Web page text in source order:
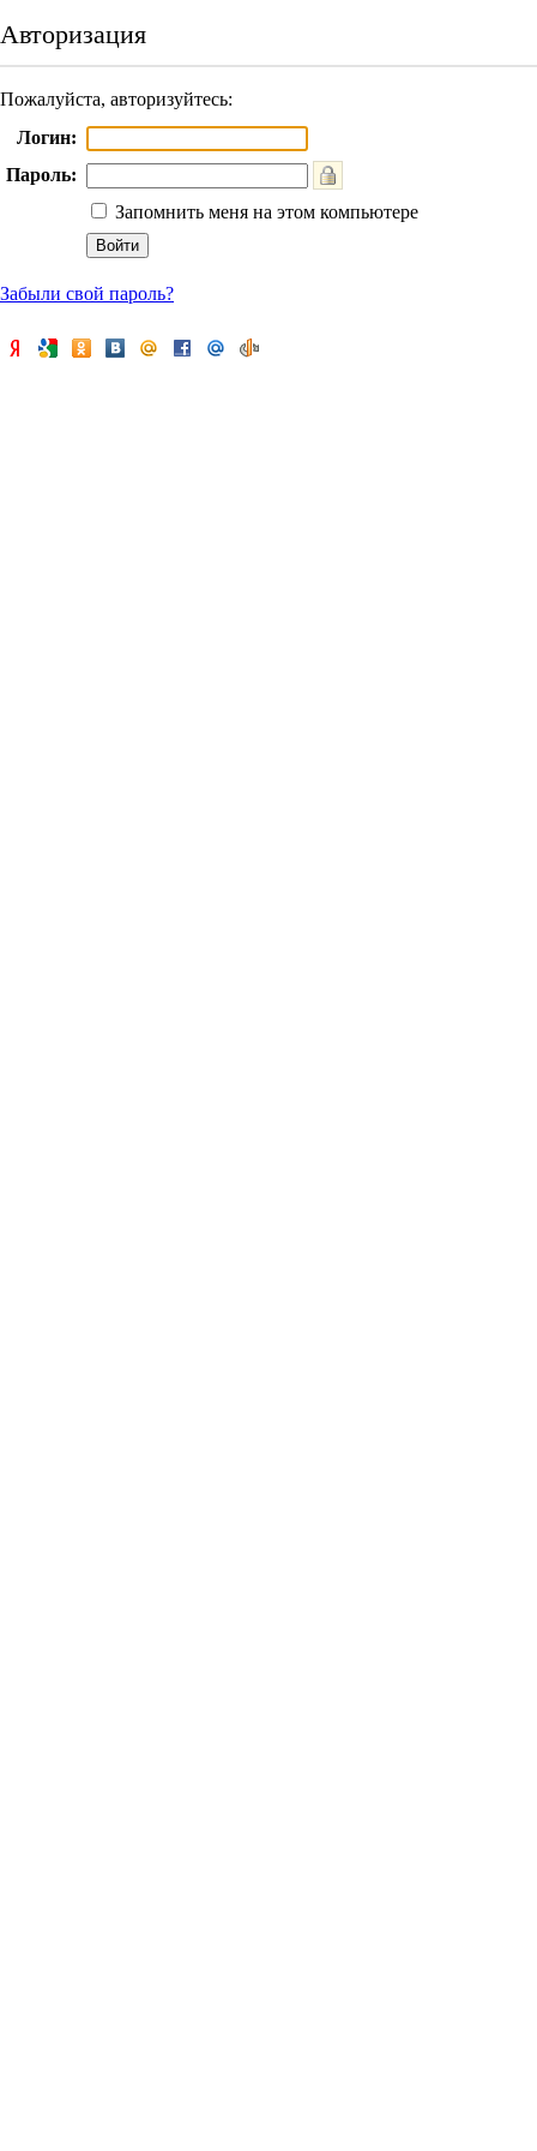
Авторизация
Пожалуйста, авторизуйтесь:
Логин:
Пароль:
Запомнить меня на этом компьютере
Забыли свой пароль?